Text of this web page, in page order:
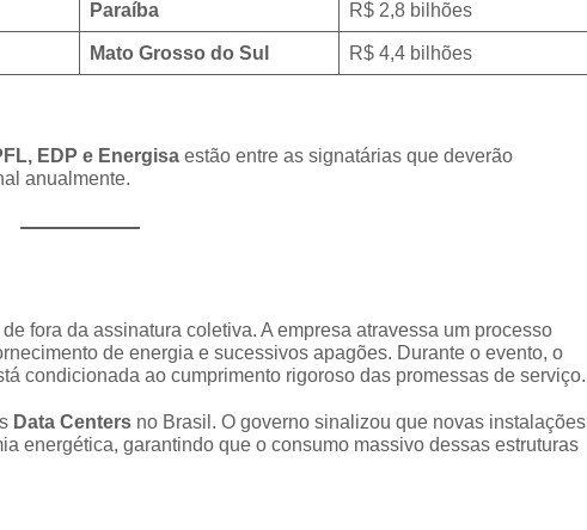
Paraíba R$ 2,8 bilhões
Mato Grosso do Sul R$ 4,4 bilhões
EDP e Energisa estão entre as signatárias que deverão
anualmente.
fora da assinatura coletiva. A empresa atravessa um processo
de energia e sucessivos apagões. Durante o evento, o
condicionada ao cumprimento rigoroso das promessas de serviço.
Data Centers no Brasil. O governo sinalizou que novas instalações
energética, garantindo que o consumo massivo dessas estruturas